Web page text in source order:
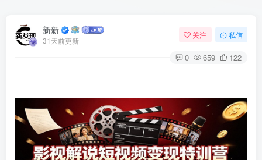
新新
31天前更新
关注 私信
0 659 122